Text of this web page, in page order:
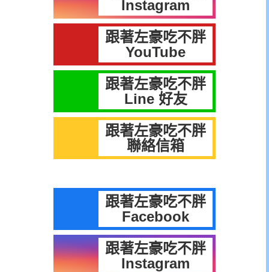
Instagram
跟著左豪吃不胖
YouTube
跟著左豪吃不胖
Line 好友
跟著左豪吃不胖
聯絡信箱
跟著左豪吃不胖
Facebook
跟著左豪吃不胖
Instagram